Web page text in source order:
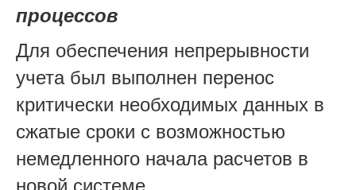
процессов
Для обеспечения непрерывности
учета был выполнен перенос
критически необходимых данных в
сжатые сроки с возможностью
немедленного начала расчетов в
новой системе.